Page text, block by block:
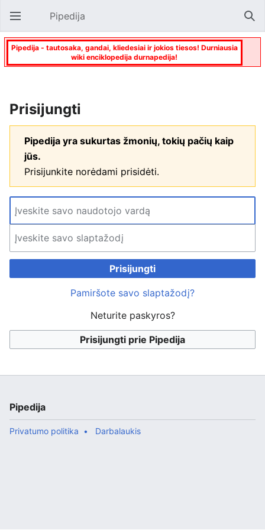
Atverti pagrindinį meniu Pipedija
Pipedija - tautosaka, gandai, kliedesiai ir jokios tiesos! Durniausia
wiki enciklopedija durnapedija!
Prisijungti
Pipedija yra sukurtas žmonių, tokių pačių kaip
jūs.
Prisijunkite norėdami prisidėti.
Prisijungti
Pamiršote savo slaptažodį?
Neturite paskyros?
Prisijungti prie Pipedija
Pipedija
Privatumo politika Darbalaukis